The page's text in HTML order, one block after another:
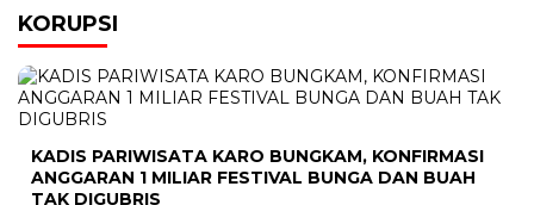
KORUPSI
KADIS PARIWISATA KARO BUNGKAM, KONFIRMASI
ANGGARAN 1 MILIAR FESTIVAL BUNGA DAN BUAH
TAK DIGUBRIS